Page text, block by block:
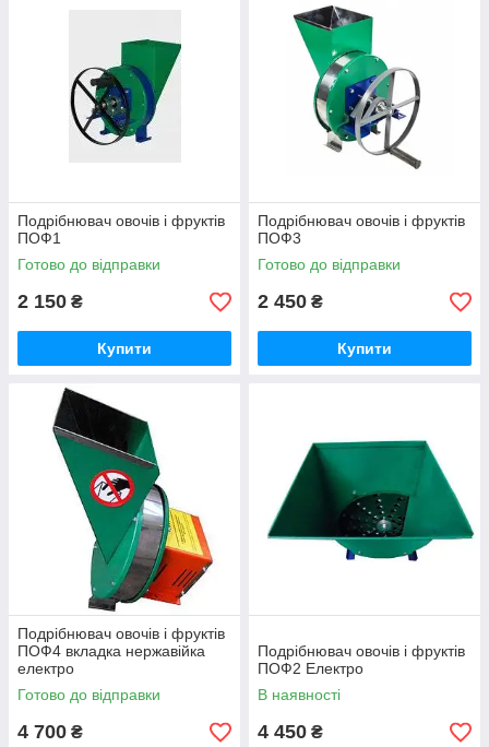
Подрібнювач овочів і фруктів
ПОФ1
Готово до відправки
2 150 ₴
Купити
Подрібнювач овочів і фруктів
ПОФ3
Готово до відправки
2 450 ₴
Купити
Подрібнювач овочів і фруктів
ПОФ4 вкладка нержавійка
електро
Готово до відправки
4 700 ₴
Подрібнювач овочів і фруктів
ПОФ2 Електро
В наявності
4 450 ₴